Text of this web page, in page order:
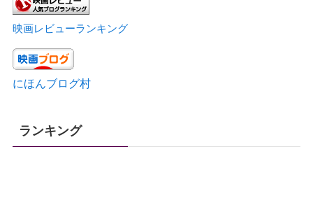
映画レビューランキング
にほんブログ村
ランキング